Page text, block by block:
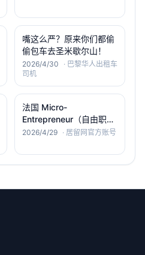
嘴这么严？原来你们都偷
偷包车去圣米歇尔山！
2026/4/30 · 巴黎华人出租车
司机
法国 Micro-
Entrepreneur（自由职业
者）首次税务申报教程
2026/4/29 · 居留网官方账号